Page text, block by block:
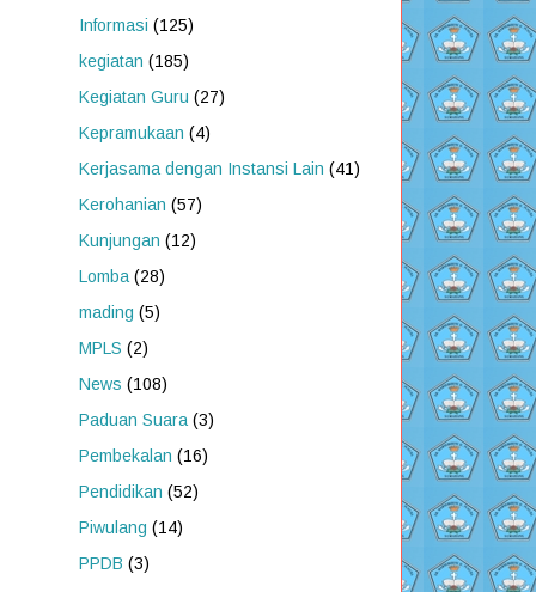
Informasi (125)
kegiatan (185)
Kegiatan Guru (27)
Kepramukaan (4)
Kerjasama dengan Instansi Lain (41)
Kerohanian (57)
Kunjungan (12)
Lomba (28)
mading (5)
MPLS (2)
News (108)
Paduan Suara (3)
Pembekalan (16)
Pendidikan (52)
Piwulang (14)
PPDB (3)